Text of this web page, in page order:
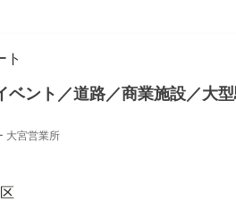
ト
ベント／道路／商業施設／大
大宮営業所